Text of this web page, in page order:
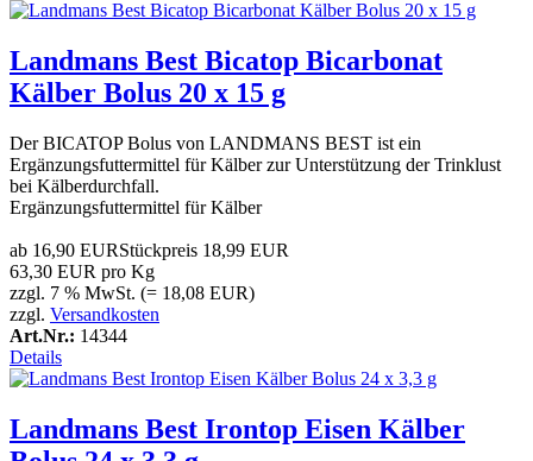
Landmans Best Bicatop Bicarbonat
Kälber Bolus 20 x 15 g
Der BICATOP Bolus von LANDMANS BEST ist ein
Ergänzungsfuttermittel für Kälber zur Unterstützung der Trinklust
bei Kälberdurchfall.
Ergänzungsfuttermittel für Kälber
ab 16,90 EURStückpreis 18,99 EUR
63,30 EUR pro Kg
zzgl. 7 % MwSt. (= 18,08 EUR)
zzgl. Versandkosten
Art.Nr.: 14344
Details
Landmans Best Irontop Eisen Kälber